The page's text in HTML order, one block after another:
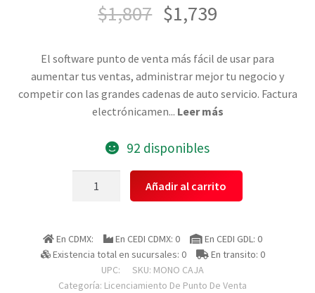
$1,807 $1,739
El software punto de venta más fácil de usar para
aumentar tus ventas, administrar mejor tu negocio y
competir con las grandes cadenas de auto servicio. Factura
electrónicamen... Leer más
92 disponibles
Eleventa
Monocaja
cantidad
Añadir al carrito
En CDMX: En CEDI CDMX: 0
En CEDI GDL: 0
Existencia total en sucursales: 0
En transito: 0
UPC:
SKU: MONO CAJA
Categoría: Licenciamiento De Punto De Venta